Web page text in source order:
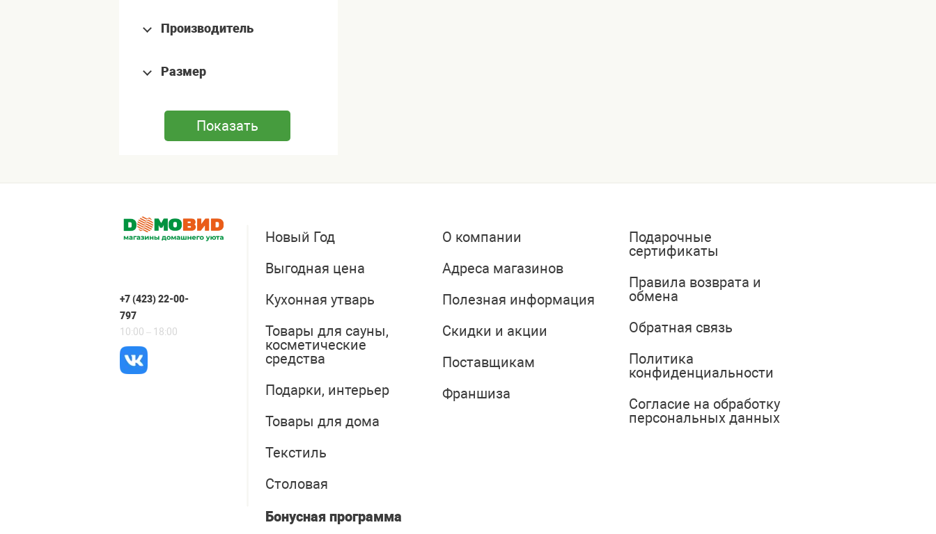
Производитель
Размер
+7 (423) 22-00-
797
10:00 – 18:00
Новый Год
Выгодная цена
Кухонная утварь
Товары для сауны,
косметические
средства
Подарки, интерьер
Товары для дома
Текстиль
Столовая
Бонусная программа
О компании
Адреса магазинов
Полезная информация
Скидки и акции
Поставщикам
Франшиза
Подарочные
сертификаты
Правила возврата и
обмена
Обратная связь
Политика
конфиденциальности
Согласие на обработку
персональных данных